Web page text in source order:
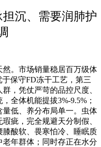
沉、需要润肺护
。市场销量稳居百万级体
保守FD冻干工艺，第三
，凭仗严苛的品控尺度、
全体机能提拔3%-9.5%；
低、养分布局单一。虫体
疵，完全规避天分制假、
酸软、畏寒怕冷、睡眠质
年群体；同时存正在水分